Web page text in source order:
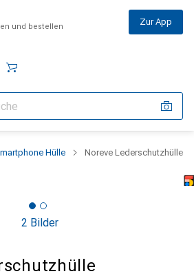
und bestellen Zur App
Hülle Noreve Lederschutzhülle
2 Bilder